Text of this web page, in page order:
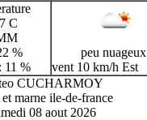
C
%
11 %
peu nuageux
vent 10 km/h Est
CUCHARMOY
et marne ile-de-france
08 aout 2026